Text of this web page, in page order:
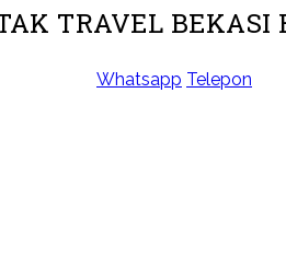
TRAVEL BEKASI
Whatsapp Telepon